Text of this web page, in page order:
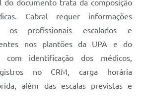
documento trata da composição
Cabral requer informações
os profissionais escalados e
nos plantões da UPA e do
identificação dos médicos,
no CRM, carga horária
além das escalas previstas e